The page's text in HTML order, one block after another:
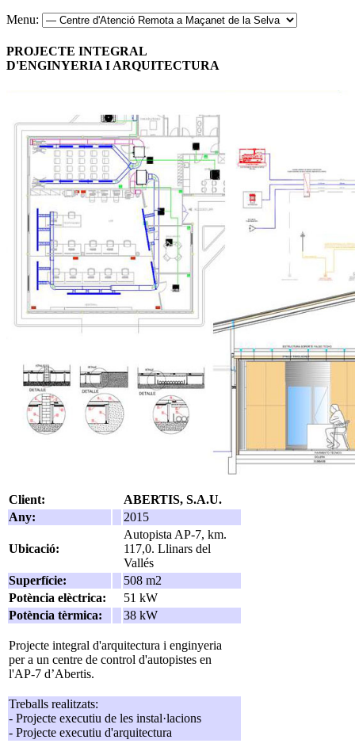
Menu:
PROJECTE INTEGRAL
D'ENGINYERIA I ARQUITECTURA
Client:
ABERTIS, S.A.U.
Any:
2015
Ubicació:
Autopista AP-7, km.
117,0. Llinars del
Vallés
Superfície:
508 m2
Potència elèctrica:
51 kW
Potència tèrmica:
38 kW
Projecte integral d'arquitectura i enginyeria
per a un centre de control d'autopistes en
l'AP-7 d’Abertis.
Treballs realitzats:
- Projecte executiu de les instal·lacions
- Projecte executiu d'arquitectura